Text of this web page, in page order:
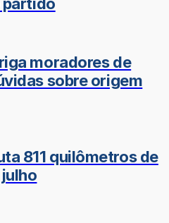
moradores de
sobre origem
811 quilômetros de